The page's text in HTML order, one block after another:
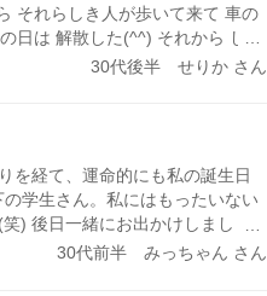
それらしき人が歩いて来て 車の
日は 解散した(^^) それから しば
自分で買いに行った所には 良い
30代後半 せりか さん
を経て、運命的にも私の誕生日
学生さん。私にはもったいない
) 後日一緒にお出かけしましょ
付き合いを続けていきたいと思
30代前半 みっちゃん さん